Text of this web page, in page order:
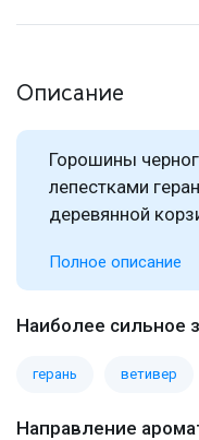
Описание
Горошины
лепестками
деревянной
Полное описание
Наиболее сильное
герань ветивер
Направление